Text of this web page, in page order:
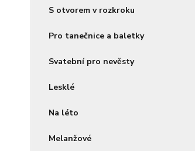
S otvorem v rozkroku
Pro tanečnice a baletky
Svatební pro nevěsty
Lesklé
Na léto
Melanžové